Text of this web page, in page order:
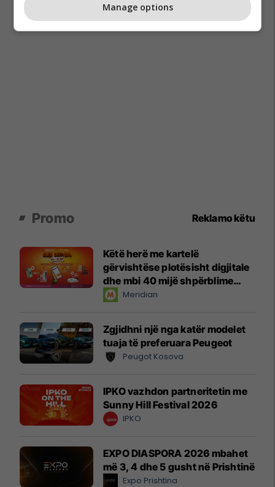
Promo Reklamo këtu
Këtë herë me kartelë
gërvishtëse plotësisht digjitale
dhe mbi 40 mijë shpërblime
instant!Meridian
Zgjidhni një nga katër modelet
tuaja të preferuara Peugeot
Peugot Kosova
IPKO vazhdon partneritetin me
Sunny Hill Festival 2026
IPKO
EXPO DIASPORA 2026 mbahet
më 3, 4 dhe 5 gusht në Prishtinë
Expo Prishtina
Manage options